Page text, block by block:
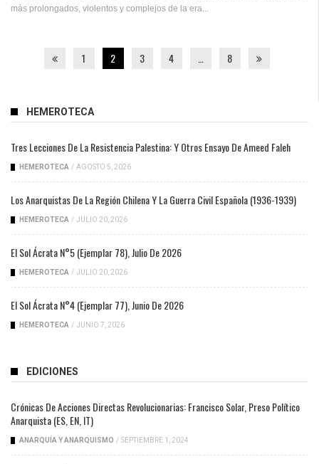
más prolongados, violentos y complejos de la era...
1 2 3 4 8
HEMEROTECA
Tres Lecciones De La Resistencia Palestina: Y Otros Ensayo De Ameed Faleh
HEMEROTECA / AGOSTO 5, 2026
Los Anarquistas De La Región Chilena Y La Guerra Civil Española (1936-1939)
HEMEROTECA / JULIO 20, 2026
El Sol Ácrata N°5 (ejemplar 78), Julio De 2026
HEMEROTECA / JULIO 20, 2026
El Sol Ácrata N°4 (ejemplar 77), Junio De 2026
HEMEROTECA / JUNIO 7, 2026
EDICIONES
Crónicas De Acciones Directas Revolucionarias: Francisco Solar, Preso Político
Anarquista (ES, EN, IT)
ANARQUÍA Y ANARQUISMO / SEPTIEMBRE 1, 2024